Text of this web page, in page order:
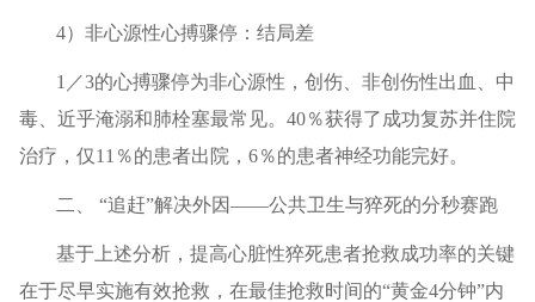
4）非心源性心搏骤停：结局差
1／3的心搏骤停为非心源性，创伤、非创伤性出血、中
毒、近乎淹溺和肺栓塞最常见。40％获得了成功复苏并住院
治疗，仅11％的患者出院，6％的患者神经功能完好。
二、 “追赶”解决外因——公共卫生与猝死的分秒赛跑
基于上述分析，提高心脏性猝死患者抢救成功率的关键
在于尽早实施有效抢救，在最佳抢救时间的“黄金4分钟”内